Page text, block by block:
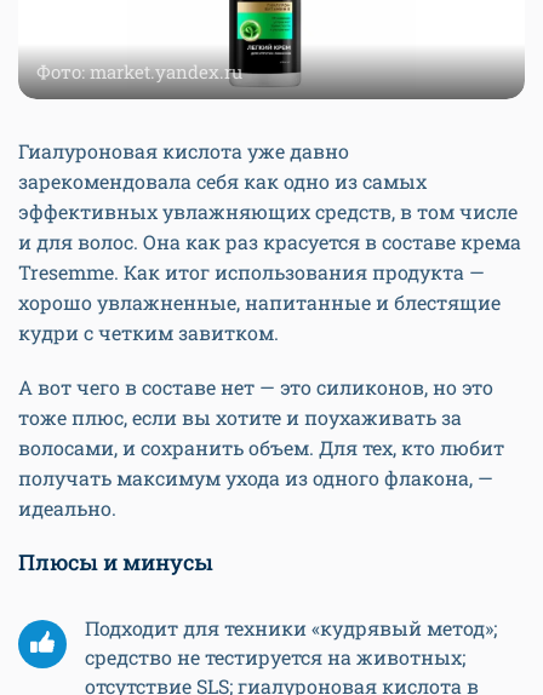
Фото: market.yandex.ru
Гиалуроновая кислота уже давно
зарекомендовала себя как одно из самых
эффективных увлажняющих средств, в том числе
и для волос. Она как раз красуется в составе крема
Tresemme. Как итог использования продукта —
хорошо увлажненные, напитанные и блестящие
кудри с четким завитком.
А вот чего в составе нет — это силиконов, но это
тоже плюс, если вы хотите и поухаживать за
волосами, и сохранить объем. Для тех, кто любит
получать максимум ухода из одного флакона, —
идеально.
Плюсы и минусы
Подходит для техники «кудрявый метод»;
средство не тестируется на животных;
отсутствие SLS; гиалуроновая кислота в